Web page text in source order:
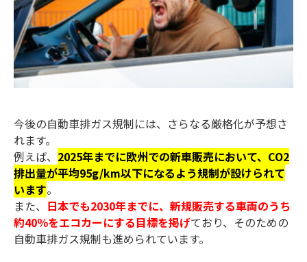
今後の自動車排ガス規制には、さらなる厳格化が予想さ
れます。
例えば、 2025年までに欧州での新車販売において、CO2
排出量が平均95g/km以下になるよう規制が設けられて
います。
また、 日本でも2030年までに、新規販売する車両のうち
約40％をエコカーにする目標を掲げており、そのための
自動車排ガス規制も進められています。